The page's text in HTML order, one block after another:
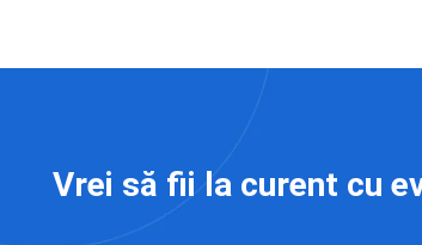
Vrei să fii la curent cu